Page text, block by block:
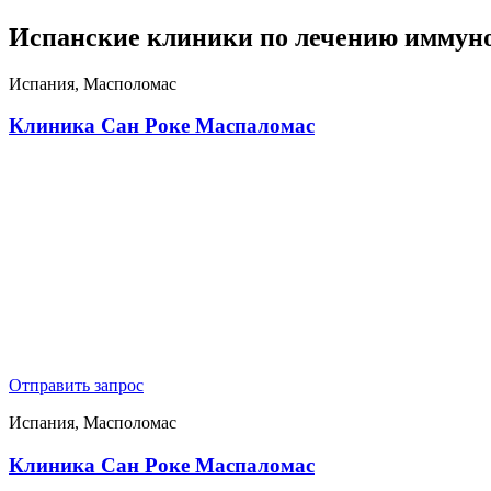
Испанские клиники по лечению
Испания, Масполомас
Клиника Сан Роке Маспаломас
Отправить запрос
Испания, Масполомас
Клиника Сан Роке Маспаломас